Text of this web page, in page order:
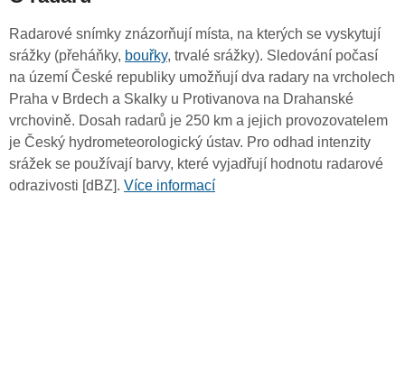
Radarové snímky znázorňují místa, na kterých se vyskytují
srážky (přeháňky, bouřky, trvalé srážky). Sledování počasí
na území České republiky umožňují dva radary na vrcholech
Praha v Brdech a Skalky u Protivanova na Drahanské
vrchovině. Dosah radarů je 250 km a jejich provozovatelem
je Český hydrometeorologický ústav. Pro odhad intenzity
srážek se používají barvy, které vyjadřují hodnotu radarové
odrazivosti [dBZ]. Více informací